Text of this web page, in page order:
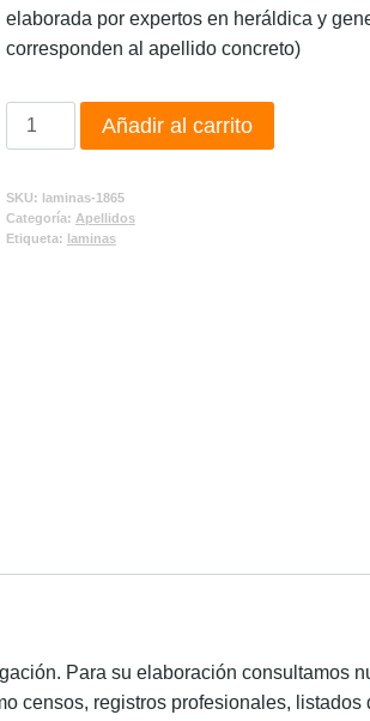
elaborada por expertos en heráldica y
corresponden al apellido concreto)
Añadir al carrito
SKU: laminas-1865
Categoría: Apellidos
Etiqueta: laminas
Para su elaboración consultamos
censos, registros profesionales,